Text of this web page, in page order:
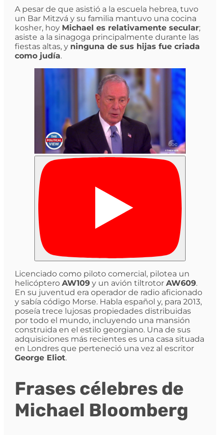
A pesar de que asistió a la escuela hebrea, tuvo
un Bar Mitzvá y su familia mantuvo una cocina
kosher, hoy Michael es relativamente secular;
asiste a la sinagoga principalmente durante las
fiestas altas, y ninguna de sus hijas fue criada
como judía.
Licenciado como piloto comercial, pilotea un
helicóptero AW109y un avión tiltrotor AW609.
En su juventud era operador de radio aficionado
y sabía código Morse. Habla español y, para 2013,
poseía trece lujosas propiedades distribuidas
por todo el mundo, incluyendo una mansión
construida en el estilo georgiano. Una de sus
adquisiciones más recientes es una casa situada
en Londres que perteneció una vez al escritor
George Eliot.
Frases célebres de
Michael Bloomberg